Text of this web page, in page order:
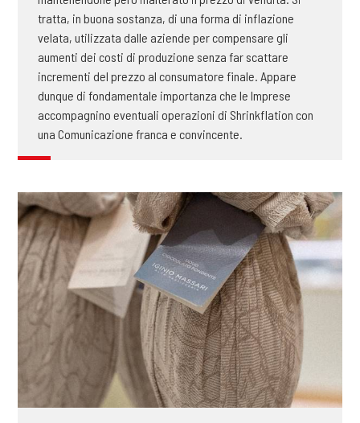
tratta, in buona sostanza, di una forma di inflazione
velata, utilizzata dalle aziende per compensare gli
aumenti dei costi di produzione senza far scattare
incrementi del prezzo al consumatore finale. Appare
dunque di fondamentale importanza che le Imprese
accompagnino eventuali operazioni di Shrinkflation con
una Comunicazione franca e convincente.